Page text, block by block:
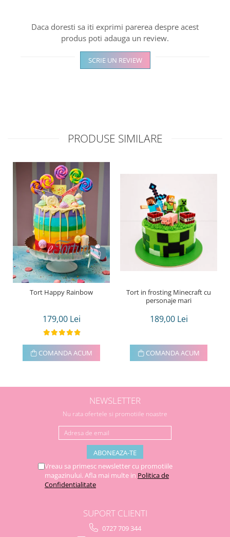
Daca doresti sa iti exprimi parerea despre acest
produs poti adauga un review.
SCRIE UN REVIEW
PRODUSE SIMILARE
Tort Happy Rainbow
179,00 Lei
COMANDA ACUM
Tort in frosting Minecraft cu
personaje mari
189,00 Lei
COMANDA ACUM
NEWSLETTER
Nu rata ofertele si promotiile noastre
Vreau sa primesc newsletter cu promotiile
magazinului. Afla mai multe in Politica de
Confidentialitate
SUPORT CLIENTI
0727 709 344